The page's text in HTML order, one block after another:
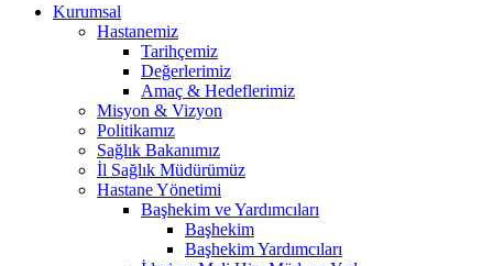
Kurumsal
Hastanemiz
Tarihçemiz
Değerlerimiz
Amaç & Hedeflerimiz
Misyon & Vizyon
Politikamız
Sağlık Bakanımız
İl Sağlık Müdürümüz
Hastane Yönetimi
Başhekim ve Yardımcıları
Başhekim
Başhekim Yardımcıları